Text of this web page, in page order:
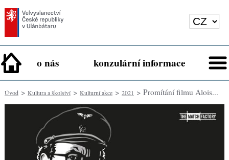
o nás konzulární informace
Úvod> Kultura a školství> Kulturní akce> 2021 > Promítání filmu Alois...